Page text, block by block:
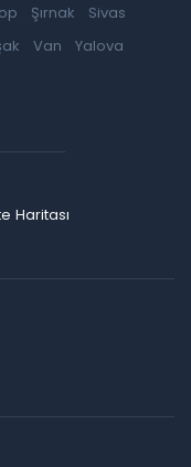
Şırnak
Sivas
Van
Yalova
Haritası